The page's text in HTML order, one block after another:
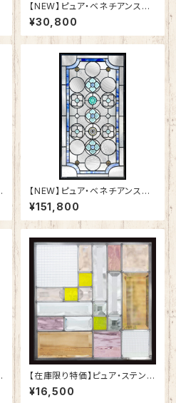
【NEW】ピュア・ベネチアンステ
ンドグラスSH-VD11
¥30,800
【NEW】ピュア・ベネチアンステ
ンドグラスSH-VA03
¥151,800
【在庫限り特価】ピュア・ステンド
グラスSH-E11R
¥16,500